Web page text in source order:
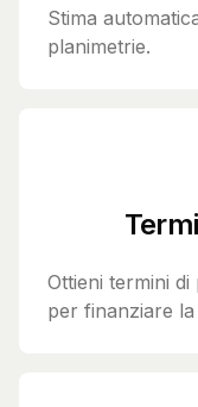
Stima
planimetrie.
Ottieni termini
per finanziare